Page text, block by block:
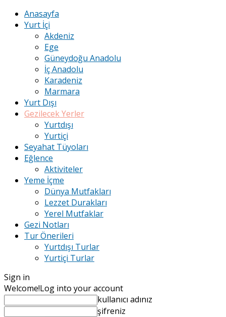
Anasayfa
Yurt İçi
Akdeniz
Ege
Güneydoğu Anadolu
İç Anadolu
Karadeniz
Marmara
Yurt Dışı
Gezilecek Yerler
Yurtdışı
Yurtiçi
Seyahat Tüyoları
Eğlence
Aktiviteler
Yeme İçme
Dünya Mutfakları
Lezzet Durakları
Yerel Mutfaklar
Gezi Notları
Tur Önerileri
Yurtdışı Turlar
Yurtiçi Turlar
Sign in
Welcome!Log into your account
kullanıcı adınız
şifreniz